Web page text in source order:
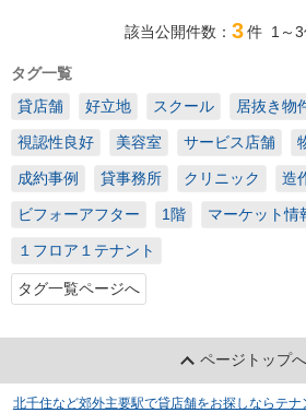
該当公開件数： 3件 1～3
タグ一覧
貸店舗
好立地 スクール 居抜き物
視認性良好 美容室 サービス店舗
成約事例 貸事務所 クリニック 造
ビフォーアフター 1階 マーケット情
１フロア１テナント
タグ一覧ページへ
ページトップへ
北千住など郊外主要駅で貸店舗をお探しならテ